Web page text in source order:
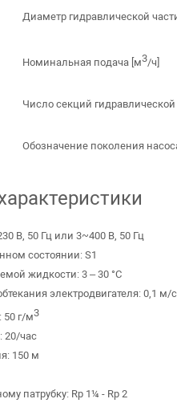
Диаметр гидравлической
Номинальная подача [м3/ч]
Число секций гидравлической
Обозначение поколения
В, 50 Гц или 3~400 В, 50 Гц
состоянии: S1
жидкости: 3 – 30 °C
электродвигателя: 0,1 м/
50 г/м3
20/час
150 м
патрубку: Rp 1¼ - Rp 2